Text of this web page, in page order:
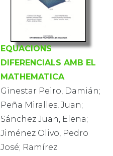
EQUACIONS
DIFERENCIALS AMB EL
MATHEMATICA
Ginestar Peiro, Damián;
Peña Miralles, Juan;
Sánchez Juan, Elena;
Jiménez Olivo, Pedro
José; Ramírez